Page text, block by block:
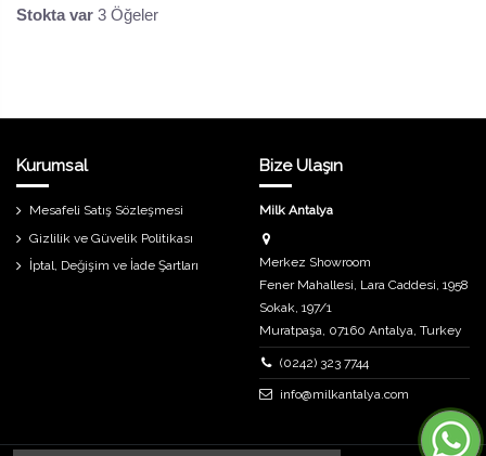
Stokta var 3 Öğeler
Kurumsal
Mesafeli Satış Sözleşmesi
Gizlilik ve Güvelik Politikası
İptal, Değişim ve İade Şartları
Bize Ulaşın
Milk Antalya
Merkez Showroom
Fener Mahallesi, Lara Caddesi, 1958
Sokak, 197/1
Muratpaşa, 07160 Antalya, Turkey
(0242) 323 7744
info@milkantalya.com